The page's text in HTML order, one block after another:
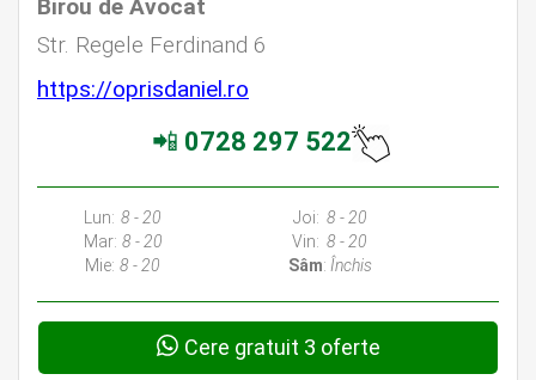
Birou de Avocat
Str. Regele Ferdinand 6
https://oprisdaniel.ro
📲 0728 297 522
Lun: 8 - 20
Mar: 8 - 20
Mie: 8 - 20
Joi: 8 - 20
Vin: 8 - 20
Sâm: Închis
Cere gratuit 3 oferte